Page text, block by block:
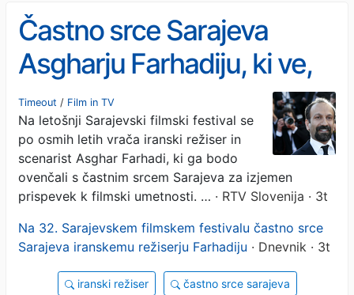
Častno srce Sarajeva
Asgharju Farhadiju, ki ve,
da so najgloblje drame
skrite v vsakdanjem
življenju
Timeout / Film in TV
Na letošnji Sarajevski filmski festival se
po osmih letih vrača iranski režiser in
scenarist Asghar Farhadi, ki ga bodo
ovenčali s častnim srcem Sarajeva za izjemen
prispevek k filmski umetnosti. … · RTV Slovenija · 3t
Na 32. Sarajevskem filmskem festivalu častno srce
Sarajeva iranskemu režiserju Farhadiju · Dnevnik · 3t
iranski režiser častno srce sarajeva